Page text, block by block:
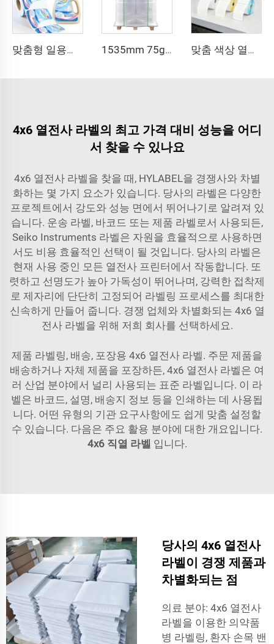
맞춤형 일용화학품 병 라벨 스티커 PP 라벨 BOPP 폴리프로필렌 스티커 세탁세제 병 라벨 포장용 1535mm 75g 상단 열전사 스티커 자가 접착지 대형 라벨 원지 재료 직접 열전사 라벨지 대형 마스터 라벨 롤 맞춤 색상 열전사 스티커 4x2 4x3 4x4 4x6 4x8 인치 직접 열전사 라벨 롤 스티커 배송용 열전사 라벨
4x6 열전사 라벨의 최고 가격 대비 성능을 어디
서 찾을 수 있나요
4x6 열전사 라벨을 찾을 때, HYLABEL을 경쟁사와 차별
화하는 몇 가지 요소가 있습니다. 당사의 라벨은 다양한
프로젝트에서 강도와 성능 면에서 뛰어나기로 알려져 있
습니다. 운송 라벨, 바코드 또는 제품 라벨로서 사용되든,
Seiko Instruments 라벨은 자원을 효율적으로 사용하면
서도 비용 효율적인 선택이 될 것입니다. 당사의 라벨은
현재 사용 중인 모든 열전사 프린터에서 작동합니다. 또
렷하고 선명도가 높아 가독성이 뛰어나며, 강력한 접착제
로 제자리에 단단히 고정되어 라벨링 프로세스를 최대한
신속하게 만들어 줍니다. 경쟁 업체와 차별화되는 4x6 열
전사 라벨을 위해 저희 회사를 선택하세요.
제품 라벨링, 배송, 포장용 4x6 열전사 라벨. 주문 제품을
배송하거나 자체 제품을 포장하든, 4x6 열전사 라벨은 여
러 산업 분야에서 널리 사용되는 표준 라벨입니다. 이 라
벨은 바코드, 설명, 배송지 정보 등을 인쇄하는 데 사용됩
니다. 어떤 유형의 기관 요구사항에도 쉽게 맞춤 설정할
수 있습니다. 다음은 주요 활용 분야에 대한 개요입니다.
4x6 직열 라벨 입니다.
당사의 4x6 열전사
라벨이 경쟁 제품과
차별화되는 점
의료 분야: 4x6 열전사
라벨을 이용한 의약품
병 라벨링, 환자 손목 밴